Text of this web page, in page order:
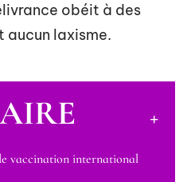
obéit à des
aucun laxisme.
vaccination international